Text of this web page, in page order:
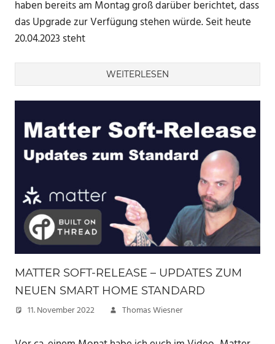
haben bereits am Montag groß darüber berichtet, dass
das Upgrade zur Verfügung stehen würde. Seit heute
20.04.2023 steht
WEITERLESEN
MATTER SOFT-RELEASE – UPDATES ZUM
NEUEN SMART HOME STANDARD
11. November 2022 Thomas Wiesner